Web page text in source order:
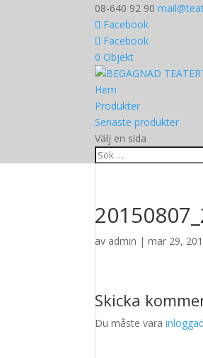
08-640 92 90
Facebook
Facebook
0 Objekt
Hem
Produkter
Senaste produkter
Välj en sida
av admin |mar 29,
Skicka
Du måste varainloggad